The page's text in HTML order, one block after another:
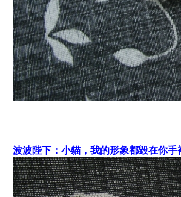
波波陛下：小貓，我的形象都毀在你手